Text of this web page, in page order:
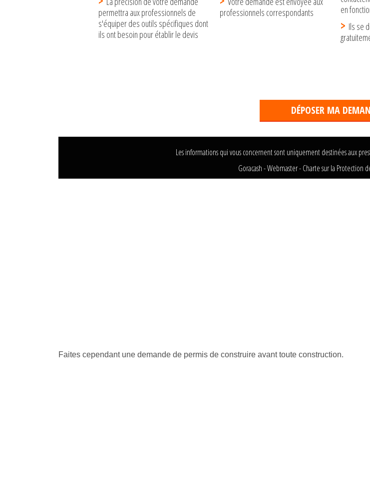
Faites cependant une demande de permis de construire avant toute construction.